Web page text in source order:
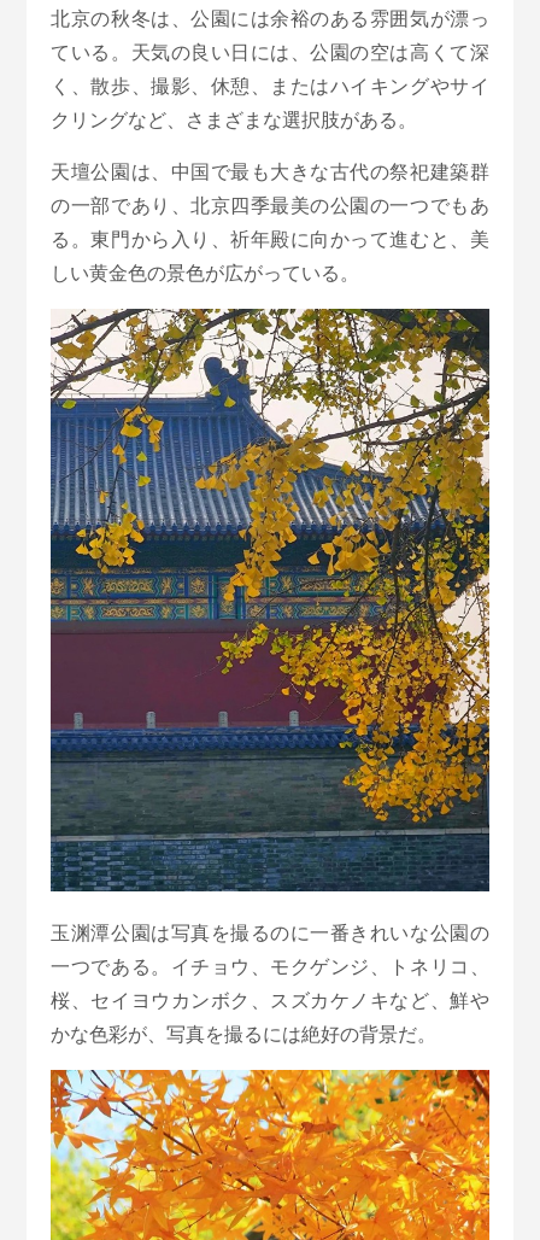
北京の秋冬は、公園には余裕のある雰囲気が漂っ
ている。天気の良い日には、公園の空は高くて深
く、散歩、撮影、休憩、またはハイキングやサイ
クリングなど、さまざまな選択肢がある。
天壇公園は、中国で最も大きな古代の祭祀建築群
の一部であり、北京四季最美の公園の一つでもあ
る。東門から入り、祈年殿に向かって進むと、美
しい黄金色の景色が広がっている。
玉渊潭公園は写真を撮るのに一番きれいな公園の
一つである。イチョウ、モクゲンジ、トネリコ、
桜、セイヨウカンボク、スズカケノキなど、鮮や
かな色彩が、写真を撮るには絶好の背景だ。